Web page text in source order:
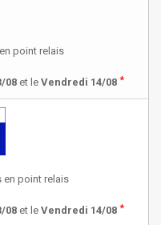
point relais
08et le Vendredi 14/08 *
en point relais
08et le Vendredi 14/08 *